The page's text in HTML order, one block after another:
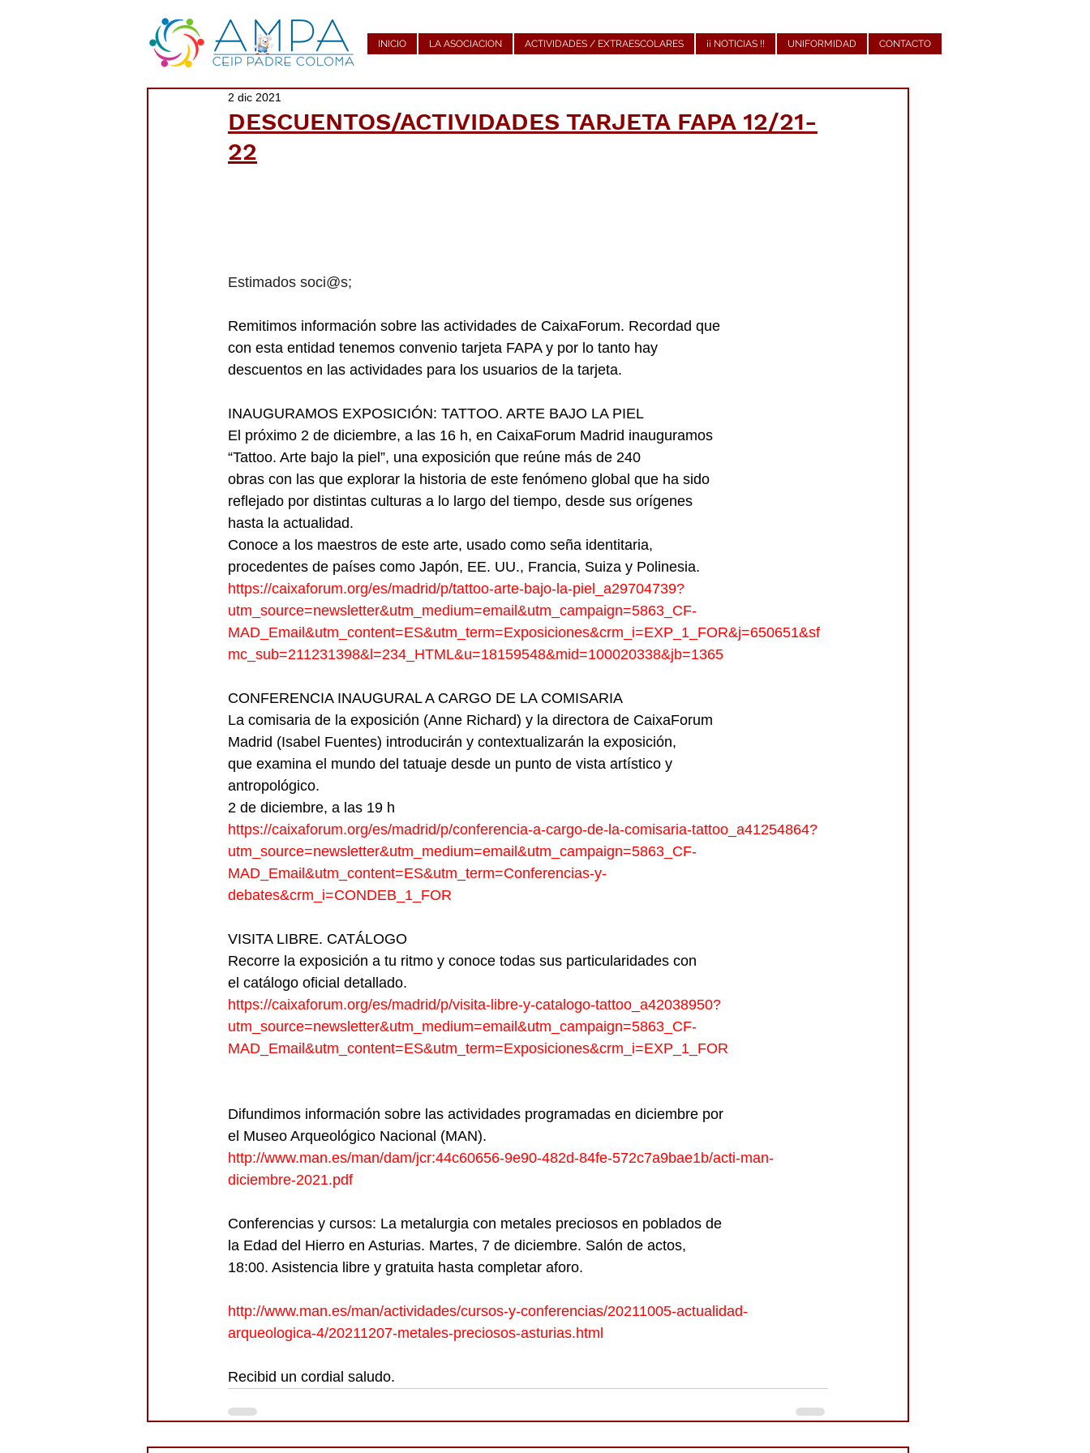
INICIO LA ASOCIACION ACTIVIDADES / EXTRAESCOLARES ¡¡ NOTICIAS !! UNIFORMIDAD CONTACTO
DESCUENTOS/ACTIVIDADES TARJETA FAPA 12/21-
22
2 dic 2021
Estimados soci@s;
Remitimos información sobre las actividades de CaixaForum. Recordad que
con esta entidad tenemos convenio tarjeta FAPA y por lo tanto hay
descuentos en las actividades para los usuarios de la tarjeta.
INAUGURAMOS EXPOSICIÓN: TATTOO. ARTE BAJO LA PIEL
El próximo 2 de diciembre, a las 16 h, en CaixaForum Madrid inauguramos
“Tattoo. Arte bajo la piel”, una exposición que reúne más de 240
obras con las que explorar la historia de este fenómeno global que ha sido
reflejado por distintas culturas a lo largo del tiempo, desde sus orígenes
hasta la actualidad.
Conoce a los maestros de este arte, usado como seña identitaria,
procedentes de países como Japón, EE. UU., Francia, Suiza y Polinesia.
https://caixaforum.org/es/madrid/p/tattoo-arte-bajo-la-piel_a29704739?
utm_source=newsletter&utm_medium=email&utm_campaign=5863_CF-
MAD_Email&utm_content=ES&utm_term=Exposiciones&crm_i=EXP_1_FOR&j=650651&sf
mc_sub=211231398&l=234_HTML&u=18159548&mid=100020338&jb=1365
CONFERENCIA INAUGURAL A CARGO DE LA COMISARIA
La comisaria de la exposición (Anne Richard) y la directora de CaixaForum
Madrid (Isabel Fuentes) introducirán y contextualizarán la exposición,
que examina el mundo del tatuaje desde un punto de vista artístico y
antropológico.
2 de diciembre, a las 19 h
https://caixaforum.org/es/madrid/p/conferencia-a-cargo-de-la-comisaria-tattoo_a41254864?
utm_source=newsletter&utm_medium=email&utm_campaign=5863_CF-
MAD_Email&utm_content=ES&utm_term=Conferencias-y-
debates&crm_i=CONDEB_1_FOR
VISITA LIBRE. CATÁLOGO
Recorre la exposición a tu ritmo y conoce todas sus particularidades con
el catálogo oficial detallado.
https://caixaforum.org/es/madrid/p/visita-libre-y-catalogo-tattoo_a42038950?
utm_source=newsletter&utm_medium=email&utm_campaign=5863_CF-
MAD_Email&utm_content=ES&utm_term=Exposiciones&crm_i=EXP_1_FOR
Difundimos información sobre las actividades programadas en diciembre por
el Museo Arqueológico Nacional (MAN).
http://www.man.es/man/dam/jcr:44c60656-9e90-482d-84fe-572c7a9bae1b/acti-man-
diciembre-2021.pdf
Conferencias y cursos: La metalurgia con metales preciosos en poblados de
la Edad del Hierro en Asturias. Martes, 7 de diciembre. Salón de actos,
18:00. Asistencia libre y gratuita hasta completar aforo.
http://www.man.es/man/actividades/cursos-y-conferencias/20211005-actualidad-
arqueologica-4/20211207-metales-preciosos-asturias.html
Recibid un cordial saludo.